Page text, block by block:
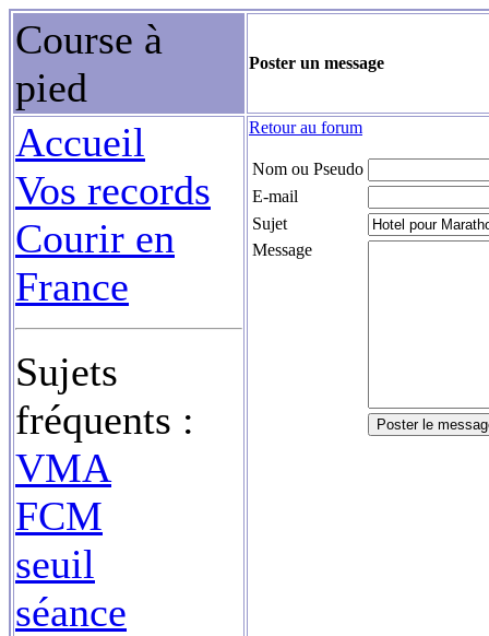
Course à
pied
Poster un message
Accueil
Vos records
Courir en
France
Sujets
fréquents :
VMA
FCM
seuil
séance
Retour au forum
Nom ou Pseudo
E-mail
Sujet
Message